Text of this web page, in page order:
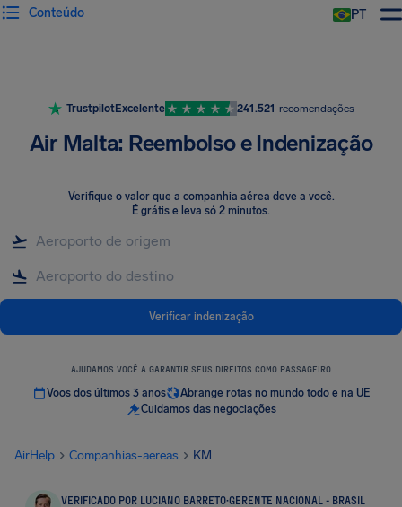
PT
Conteúdo
TrustpilotExcelente 241.521 recomendações
Air Malta: Reembolso e Indenização
Verifique o valor que a companhia aérea deve a você.
É grátis e leva só 2 minutos.
Verificar indenização
AJUDAMOS VOCÊ A GARANTIR SEUS DIREITOS COMO PASSAGEIRO
Voos dos últimos 3 anos
Abrange rotas no mundo todo e na UE
Cuidamos das negociações
AirHelp Companhias-aereas KM
VERIFICADO POR LUCIANO BARRETO·GERENTE NACIONAL - BRASIL